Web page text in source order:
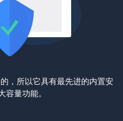
，所以它具有最先进的内置安
容量功能。